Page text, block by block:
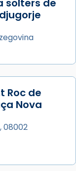
invasions
patró dels
tota
solters de
Roc de
Nova
08002